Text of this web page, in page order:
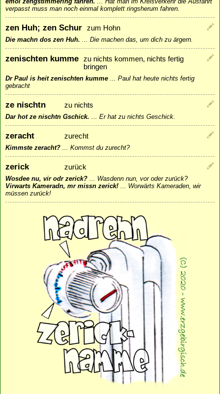
verpasst muss man noch einmal komplett ringsherum fahren.
zen Huh; zen Schur zum Hohn
Die machn dos zen Huh. ... Die machen das, um dich zu ärgern.
zenischten kumme
zu nichts kommen, nichts fertig
bringen
Dr Paul is heit zenischten kumme ... Paul hat heute nichts fertig
gebracht
ze nischtn zu nichts
Dar hot ze nischtn Gschick. ... Er hat zu nichts Geschick.
zeracht zurecht
Kimmste zeracht? ... Kommst du zurecht?
zerick zurück
Wosdee nu, vir odr zerick? ... Wasdenn nun, vor oder zurück?
Virwarts Kameradn, mr missn zerick! ... Worwärts Kameraden, wir
müssen zurück!